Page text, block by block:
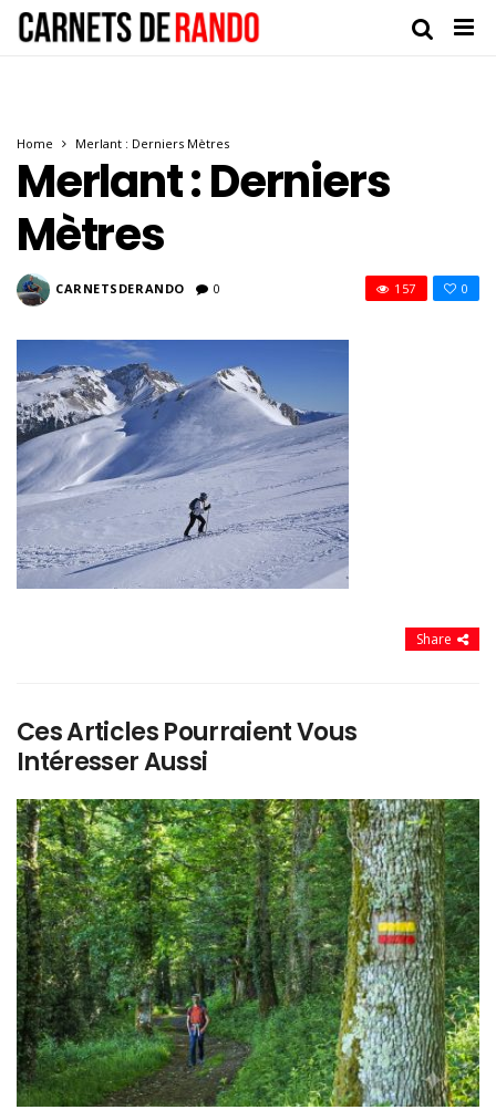
Home Merlant : Derniers Mètres
Merlant : Derniers
Mètres
CARNETSDERANDO 0 0
157
Share
Ces Articles Pourraient Vous
Intéresser Aussi